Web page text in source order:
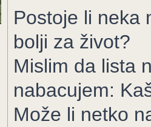
Postoje li neka
bolji za život?
Mislim da lista
nabacujem:
Može li netko